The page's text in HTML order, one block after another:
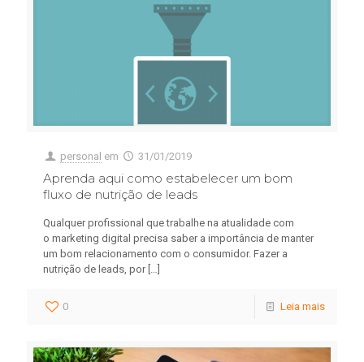
personal em 31/01/2019
Aprenda aqui como estabelecer um bom
fluxo de nutrição de leads
Qualquer profissional que trabalhe na atualidade com
o marketing digital precisa saber a importância de manter
um bom relacionamento com o consumidor. Fazer a
nutrição de leads, por[…]
0 Leia mais